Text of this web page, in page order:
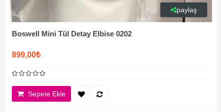
paylaş
Boswell Mini Tül Detay Elbise 0202
899,00₺
Sepete Ekle